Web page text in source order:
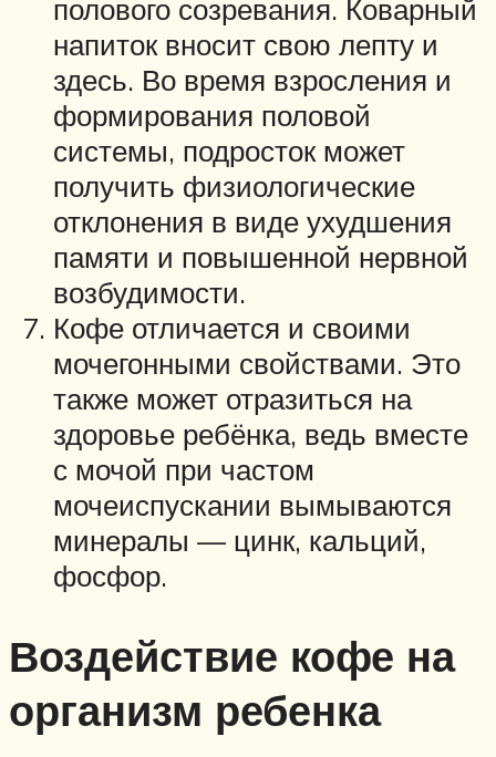
полового созревания. Коварный
напиток вносит свою лепту и
здесь. Во время взросления и
формирования половой
системы, подросток может
получить физиологические
отклонения в виде ухудшения
памяти и повышенной нервной
возбудимости.
Кофе отличается и своими
мочегонными свойствами. Это
также может отразиться на
здоровье ребёнка, ведь вместе
с мочой при частом
мочеиспускании вымываются
минералы — цинк, кальций,
фосфор.
Воздействие кофе на
организм ребенка